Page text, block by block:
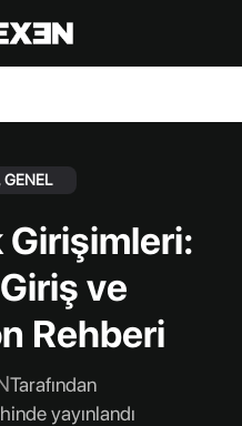
,GENEL
Girişimleri:
ve
Rehberi
Tarafından
yayınlandı